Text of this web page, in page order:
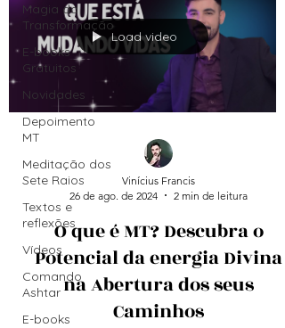
Magia da
Transformação
E-books
Gratuitos
Novidades
Depoimento
MT
Meditação dos
Sete Raios
Textos e
reflexões
Vídeos
Comando
Ashtar
E-books
Load video
Vinícius Francis
26 de ago. de 2024
2 min de leitura
O que é MT? Descubra o
Potencial da energia Divina
na Abertura dos seus
Caminhos